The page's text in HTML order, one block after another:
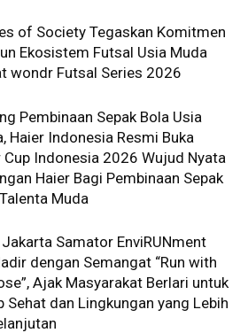
of Society Tegaskan Komitmen
Ekosistem Futsal Usia Muda
wondr Futsal Series 2026
Pembinaan Sepak Bola Usia
Haier Indonesia Resmi Buka
Cup Indonesia 2026 Wujud Nyata
Haier Bagi Pembinaan Sepak
Muda
Jakarta Samator EnviRUNment
dengan Semangat “Run with
Ajak Masyarakat Berlari untuk
Sehat dan Lingkungan yang Lebih